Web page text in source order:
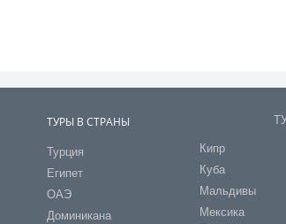
ТУРЫ В СТРАНЫ
Турция
Египет
ОАЭ
Доминикана
Кипр
Куба
Мальдивы
Мексика